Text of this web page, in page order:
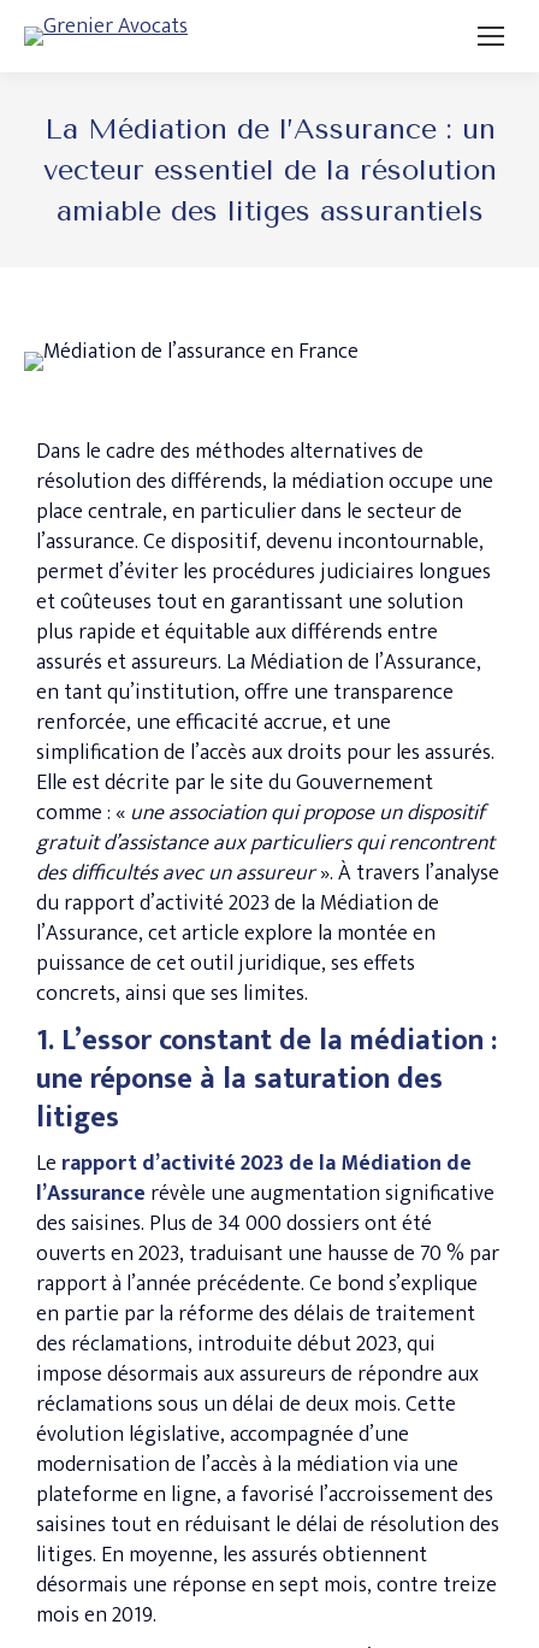
La Médiation de l’Assurance : un
vecteur essentiel de la résolution
amiable des litiges assurantiels
Dans le cadre des méthodes alternatives de
résolution des différends, la médiation occupe une
place centrale, en particulier dans le secteur de
l’assurance. Ce dispositif, devenu incontournable,
permet d’éviter les procédures judiciaires longues
et coûteuses tout en garantissant une solution
plus rapide et équitable aux différends entre
assurés et assureurs. La Médiation de l’Assurance,
en tant qu’institution, offre une transparence
renforcée, une efficacité accrue, et une
simplification de l’accès aux droits pour les assurés.
Elle est décrite par le site du Gouvernement
comme : « une association qui propose un dispositif
gratuit d’assistance aux particuliers qui rencontrent
des difficultés avec un assureur». À travers l’analyse
du rapport d’activité 2023 de la Médiation de
l’Assurance, cet article explore la montée en
puissance de cet outil juridique, ses effets
concrets, ainsi que ses limites.
1. L’essor constant de la médiation :
une réponse à la saturation des
litiges
Le rapport d’activité 2023 de la Médiation de
l’Assurance révèle une augmentation significative
des saisines. Plus de 34 000 dossiers ont été
ouverts en 2023, traduisant une hausse de 70 % par
rapport à l’année précédente​. Ce bond s’explique
en partie par la réforme des délais de traitement
des réclamations, introduite début 2023, qui
impose désormais aux assureurs de répondre aux
réclamations sous un délai de deux mois. Cette
évolution législative, accompagnée d’une
modernisation de l’accès à la médiation via une
plateforme en ligne, a favorisé l’accroissement des
saisines tout en réduisant le délai de résolution des
litiges. En moyenne, les assurés obtiennent
désormais une réponse en sept mois, contre treize
mois en 2019​.